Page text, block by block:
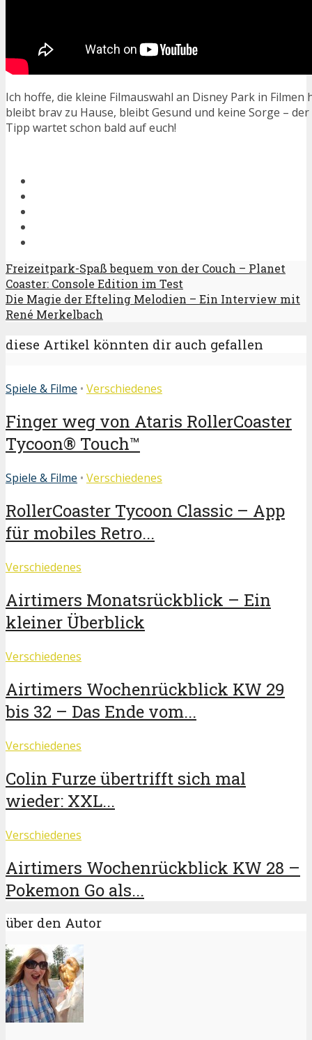
Ich hoffe, die kleine Filmauswahl an Disney Park in Filmen
bleibt brav zu Hause, bleibt Gesund und keine Sorge –
Tipp wartet schon bald auf euch!
Freizeitpark-Spaß bequem von der Couch – Planet
Coaster: Console Edition im Test
Die Magie der Efteling Melodien – Ein Interview mit
René Merkelbach
diese Artikel könnten dir auch gefallen
Spiele & Filme • Verschiedenes
Finger weg von Ataris RollerCoaster
Tycoon® Touch™
Spiele & Filme • Verschiedenes
RollerCoaster Tycoon Classic – App
für mobiles Retro...
Verschiedenes
Airtimers Monatsrückblick – Ein
kleiner Überblick
Verschiedenes
Airtimers Wochenrückblick KW 29
bis 32 – Das Ende vom...
Verschiedenes
Colin Furze übertrifft sich mal
wieder: XXL...
Verschiedenes
Airtimers Wochenrückblick KW 28 –
Pokemon Go als...
über den Autor